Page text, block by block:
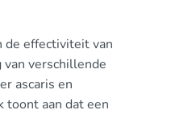
de effectiviteit van
van verschillende
ascaris en
toont aan dat een